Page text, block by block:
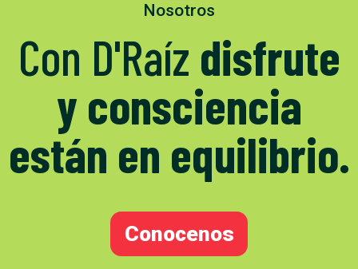
Nosotros
Con D'Raíz disfrute
y consciencia
están en equilibrio.
Conocenos